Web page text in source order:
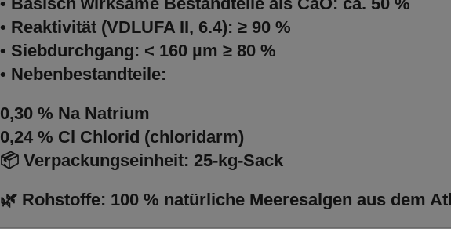
• Reaktivität (VDLUFA II, 6.4): ≥ 90 %
• Siebdurchgang: < 160 µm ≥ 80 %
• Nebenbestandteile:
0,30 % Na Natrium
0,24 % Cl Chlorid (chloridarm)
📦 Verpackungseinheit: 25-kg-Sack
🌿 Rohstoffe: 100 % natürliche Meeresalgen aus dem